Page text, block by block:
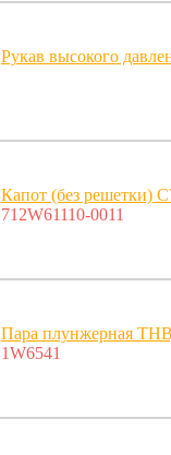
Рукав высокого
Капот (без решетки)
712W61110-0011
Пара плунжерная
1W6541